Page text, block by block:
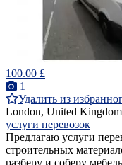
100.00 £
1
Удалить из
London, United Kingdom
услуги перевозок
Предлагаю услуги
строительных
разберу и соберу